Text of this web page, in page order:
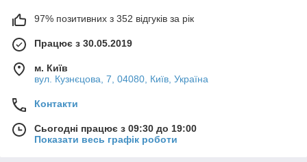
97% позитивних з 352 відгуків за рік
Працює з 30.05.2019
м. Київ
вул. Кузнєцова, 7, 04080, Київ, Україна
Контакти
Сьогодні працює з 09:30 до 19:00
Показати весь графік роботи